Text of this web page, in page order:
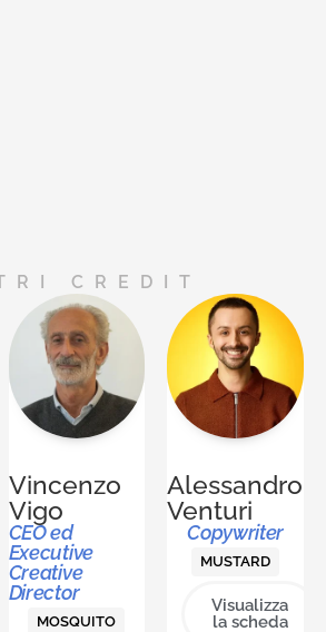
CREDIT
Vincenzo
Vigo
CEO ed
Executive
Creative
Director
MOSQUITO
Alessandro
Venturi
Copywriter
MUSTARD
Visualizza
la scheda